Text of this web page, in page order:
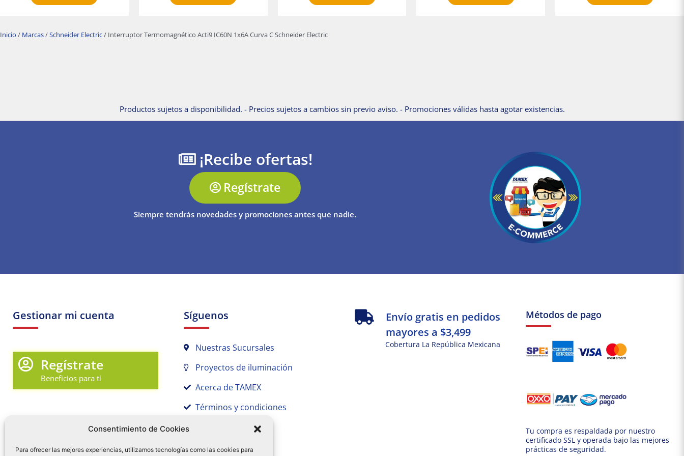
Consentimiento de Cookies
Para ofrecer las mejores experiencias, utilizamos tecnologías como las cookies para
Inicio / Marcas/Schneider Electric/ Interruptor Termomagnético Acti9 IC60N 1x6A Curva C Schneider Electric
Productos sujetos a disponibilidad. - Precios sujetos a cambios sin previo aviso. - Promociones válidas hasta agotar existencias.
¡Recibe ofertas!
Regístrate
Siempre tendrás novedades y promociones antes que nadie.
Gestionar mi cuenta
Regístrate
Beneficios para tí
Síguenos
Nuestras Sucursales
Proyectos de iluminación
Acerca de TAMEX
Términos y condiciones
Aviso de Privacidad
Envío gratis en pedidos
mayores a $3,499
Cobertura La República Mexicana
Métodos de pago
Tu compra es respaldada por nuestro
certificado SSL y operada bajo las mejores
prácticas de seguridad.